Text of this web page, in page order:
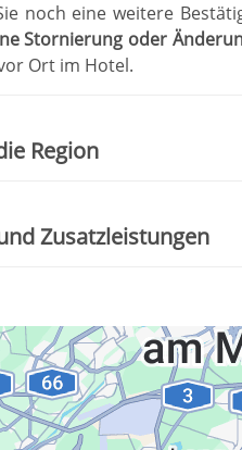
noch eine weitere
Stornierung oder
Ort im Hotel.
Region
Zusatzleistungen